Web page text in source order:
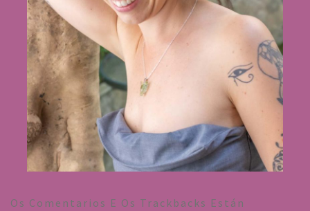
Os Comentarios E Os Trackbacks Están